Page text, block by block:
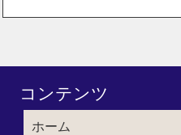
コンテンツ
ホーム